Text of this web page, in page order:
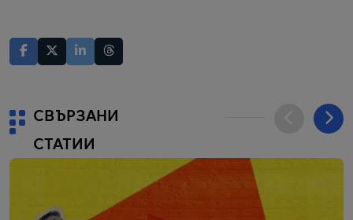
СВЪРЗАНИ
СТАТИИ